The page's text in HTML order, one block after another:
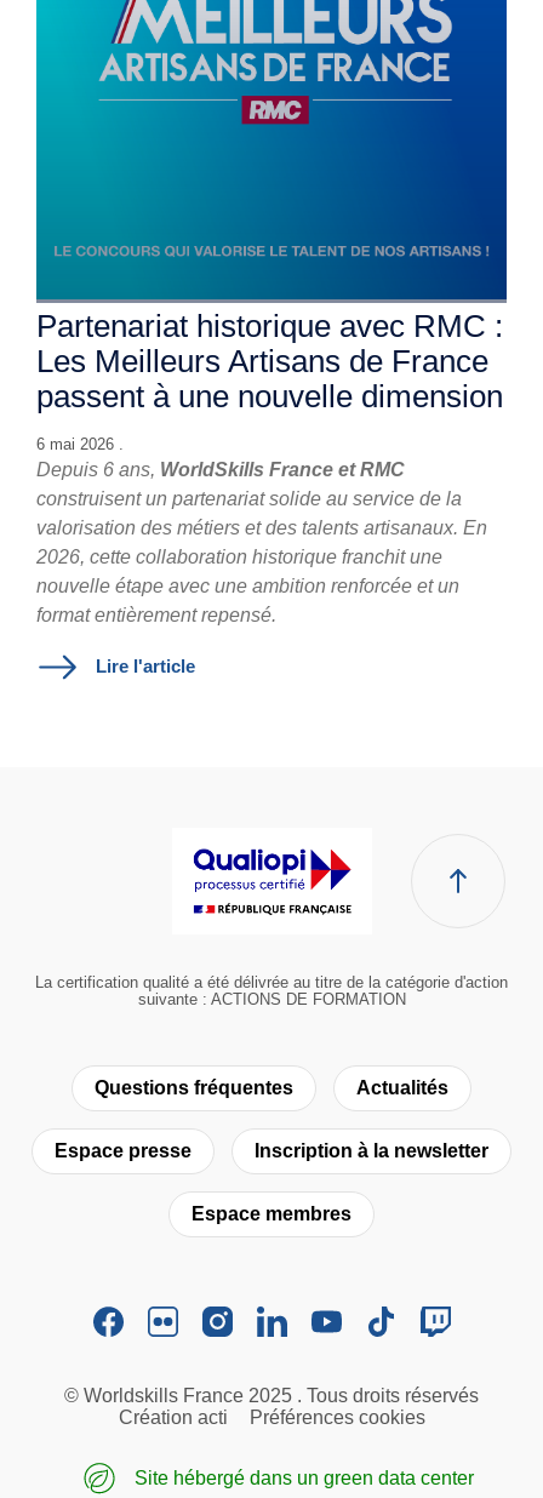
Partenariat historique avec RMC :
Les Meilleurs Artisans de France
passent à une nouvelle dimension
6 mai 2026 .
Depuis 6 ans, WorldSkills France et RMC
construisent un partenariat solide au service de la
valorisation des métiers et des talents artisanaux. En
2026, cette collaboration historique franchit une
nouvelle étape avec une ambition renforcée et un
format entièrement repensé.
Lire l'article
La certification qualité a été délivrée au titre de la catégorie d'action
suivante : ACTIONS DE FORMATION
Questions fréquentes Actualités
Espace presse Inscription à la newsletter
Espace membres
© Worldskills France 2025 . Tous droits réservés
Création acti
Préférences cookies
Site hébergé dans un green data center